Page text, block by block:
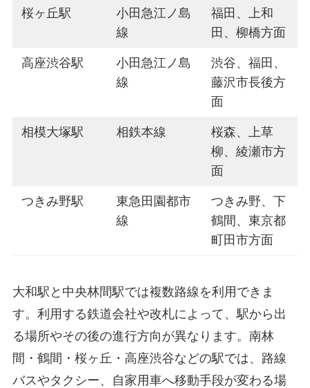
桜ヶ丘駅
小田急江ノ島
線
福田、上和
田、柳橋方面
高座渋谷駅
小田急江ノ島
線
渋谷、福田、
藤沢市長後方
面
相模大塚駅 相鉄本線
桜森、上草
柳、綾瀬市方
面
つきみ野駅
東急田園都市
線
つきみ野、下
鶴間、東京都
町田市方面
大和駅と中央林間駅では複数路線を利用できま
す。利用する鉄道会社や改札によって、駅から出
る場所やその後の進行方向が異なります。南林
間・鶴間・桜ヶ丘・高座渋谷などの駅では、路線
バスやタクシー、自家用車へ移動手段が変わる場